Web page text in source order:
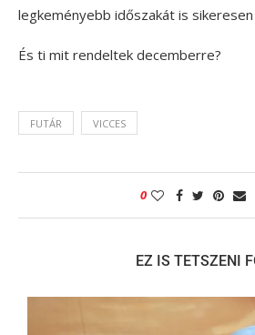
legkeményebb időszakát is
És ti mit rendeltek decemberre?
FUTÁR VICCES
0
EZ IS TETSZENI